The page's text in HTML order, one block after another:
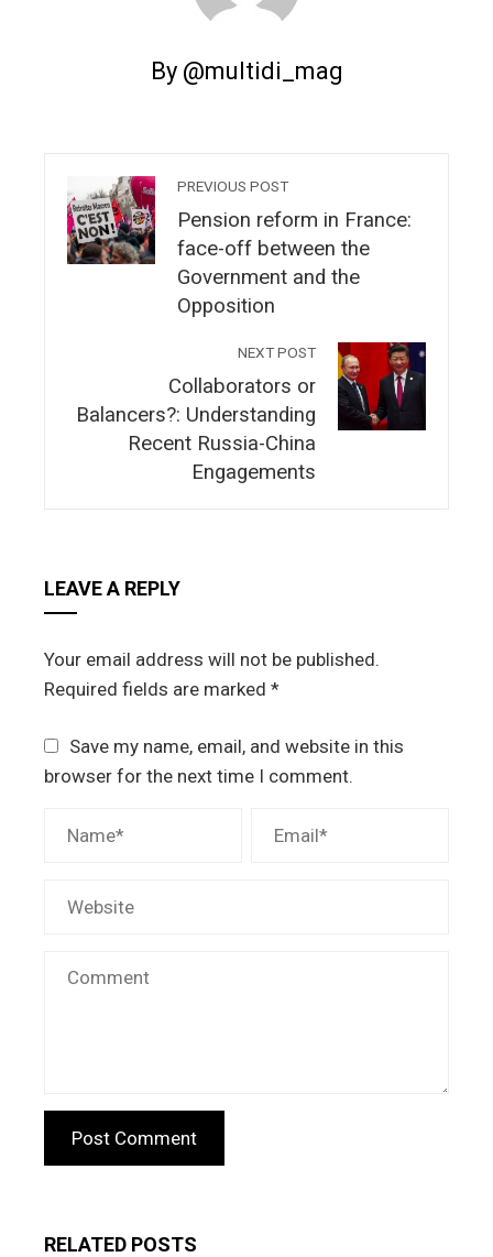
By @multidi_mag
PREVIOUS POST
Pension reform in France:
face-off between the
Government and the
Opposition
NEXT POST
Collaborators or
Balancers?: Understanding
Recent Russia-China
Engagements
LEAVE A REPLY
Your email address will not be published.
Required fields are marked *
Save my name, email, and website in this
browser for the next time I comment.
RELATED POSTS